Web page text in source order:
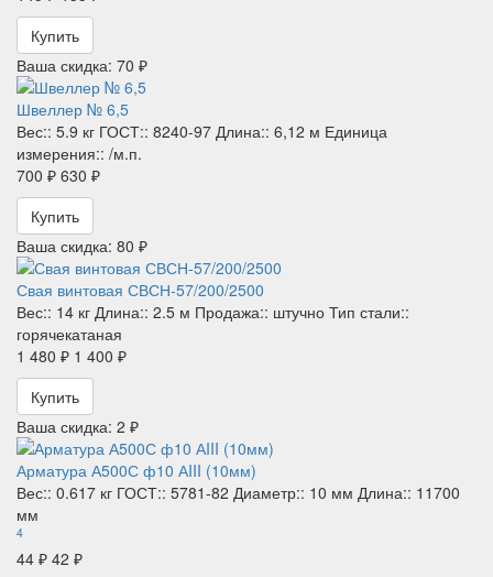
Купить
Ваша скидка: 70 ₽
Швеллер № 6,5
Вес:: 5.9 кг ГОСТ:: 8240-97 Длина:: 6,12 м Единица
измерения:: /м.п.
700 ₽ 630 ₽
Купить
Ваша скидка: 80 ₽
Свая винтовая СВСН-57/200/2500
Вес:: 14 кг Длина:: 2.5 м Продажа:: штучно Тип стали::
горячекатаная
1 480 ₽ 1 400 ₽
Купить
Ваша скидка: 2 ₽
Арматура А500С ф10 АIII (10мм)
Вес:: 0.617 кг ГОСТ:: 5781-82 Диаметр:: 10 мм Длина:: 11700
мм
4
44 ₽ 42 ₽